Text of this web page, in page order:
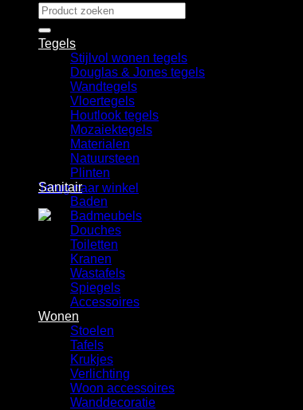
Zoeken
naar:
Winkelwagen
Geen producten in de winkelwagen.
Terug naar winkel
Tegels
Stijlvol wonen tegels
Douglas & Jones tegels
Wandtegels
Vloertegels
Houtlook tegels
Mozaiektegels
Materialen
Natuursteen
Plinten
Sanitair
Baden
Badmeubels
Douches
Toiletten
Kranen
Wastafels
Spiegels
Accessoires
Wonen
Stoelen
Tafels
Krukjes
Verlichting
Woon accessoires
Wanddecoratie